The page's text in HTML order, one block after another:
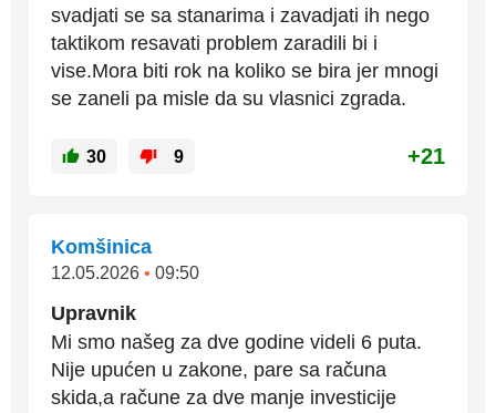
svadjati se sa stanarima i zavadjati ih nego
taktikom resavati problem zaradili bi i
vise.Mora biti rok na koliko se bira jer mnogi
se zaneli pa misle da su vlasnici zgrada.
30 9 +21
Komšinica
12.05.2026 • 09:50
Upravnik
Mi smo našeg za dve godine videli 6 puta.
Nije upućen u zakone, pare sa računa
skida,a račune za dve manje investicije